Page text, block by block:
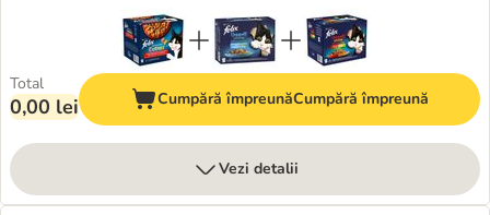
Total
0,00 lei Cumpără împreunăCumpără împreună
Vezi detalii